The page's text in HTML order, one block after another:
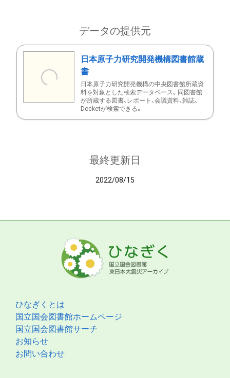
データの提供元
日本原子力研究開発機構図書館蔵
書
日本原子力研究開発機構の中央図書館所蔵資
料を対象とした検索データベース。同図書館
が所蔵する図書、レポート、会議資料、雑誌、
Docketが検索できる。
最終更新日
2022/08/15
ひなぎくとは
国立国会図書館ホームページ
国立国会図書館サーチ
お知らせ
お問い合わせ